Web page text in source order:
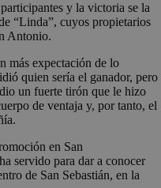
y la victoria se la
“Linda”, cuyos propietarios
Antonio.
más expectación de lo
quien sería el ganador, pero
un fuerte tirón que le hizo
de ventaja y, por tanto, el
en San
servido para dar a conocer
de San Sebastián, en la